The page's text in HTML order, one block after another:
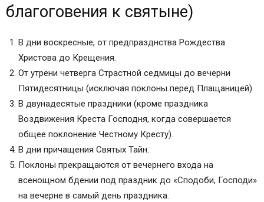
благоговения к святыне)
В дни воскресные, от предпразднства Рождества
Христова до Крещения.
От утрени четверга Страстной седмицы до вечерни
Пятидесятницы (исключая поклоны перед Плащаницей).
В двунадесятые праздники (кроме праздника
Воздвижения Креста Господня, когда совершается
общее поклонение Честному Кресту).
В дни причащения Святых Тайн.
Поклоны прекращаются от вечернего входа на
всенощном бдении под праздник до «Сподоби, Господи»
на вечерне в самый день праздника.